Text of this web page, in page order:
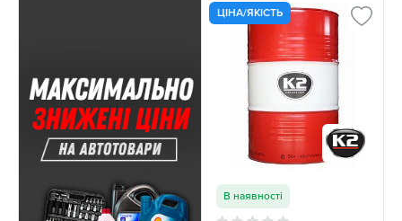
ЦІНА/ЯКІСТЬ
В наявності